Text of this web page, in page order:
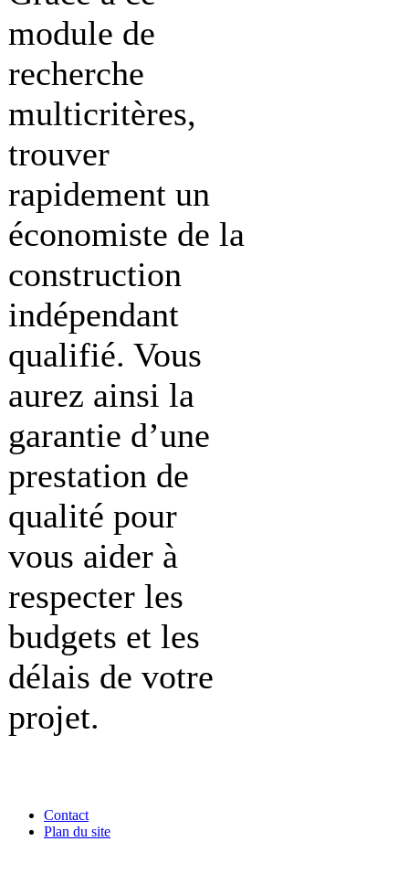
module de
recherche
multicritères,
trouver
rapidement un
économiste de la
construction
indépendant
qualifié. Vous
aurez ainsi la
garantie d’une
prestation de
qualité pour
vous aider à
respecter les
budgets et les
délais de votre
projet.
Contact
Plan du site